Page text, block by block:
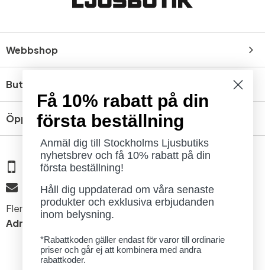
Webbshop
Butik
Öppettider
08 - 654 29 00
info@ljusbutik.se
Fler kontaktuppgifter »
Adress:
Kungsholmsgatan 6, 112 27 Stockholm
Få 10% rabatt på din
första beställning
Anmäl dig till Stockholms Ljusbutiks
nyhetsbrev och få 10% rabatt på din
första beställning!
Håll dig uppdaterad om våra senaste
produkter och exklusiva erbjudanden
inom belysning.
*Rabattkoden gäller endast för varor till ordinarie
priser och går ej att kombinera med andra
rabattkoder.